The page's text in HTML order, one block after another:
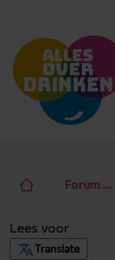
Forum alcohol de baas
Lees voor
Translate